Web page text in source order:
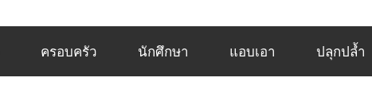
ครอบครัว นักศึกษา แอบเอา ปลุกปล้ำ